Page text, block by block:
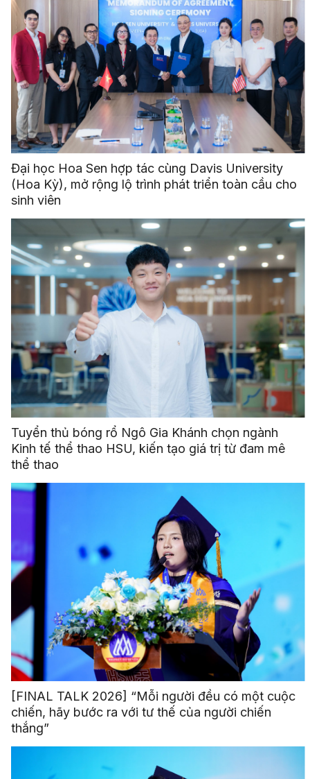
Đại học Hoa Sen hợp tác cùng Davis University
(Hoa Kỳ), mở rộng lộ trình phát triển toàn cầu cho
sinh viên
Tuyển thủ bóng rổ Ngô Gia Khánh chọn ngành
Kinh tế thể thao HSU, kiến tạo giá trị từ đam mê
thể thao
[FINAL TALK 2026] “Mỗi người đều có một cuộc
chiến, hãy bước ra với tư thế của người chiến
thắng”